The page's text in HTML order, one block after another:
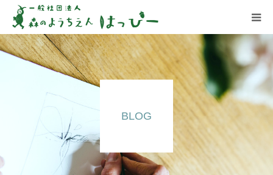
BLOG
はっぴーについて
はっぴーの保育
お知らせ
ブログ